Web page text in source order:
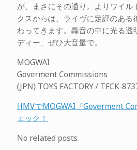
が、まさにその通り。よりワイル
クスからは、ライヴに定評のある
わってきます。轟音の中に光る透
ディー、ぜひ大音量で。
MOGWAI
Goverment Commissions
(JPN) TOYS FACTORY / TFCK-
HMVでMOGWAI『Goverment
ェック！
No related posts.